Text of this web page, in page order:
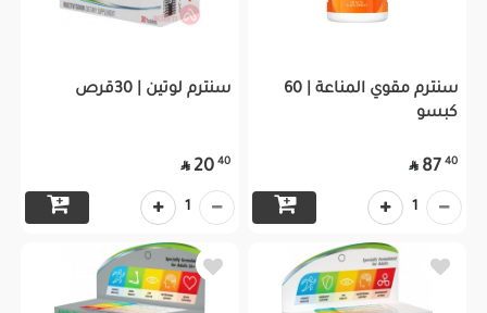
سنترم مقوي المناعة | 60
كبسو
40
87

1
سنترم لوتين | 30قرص
40
20

1